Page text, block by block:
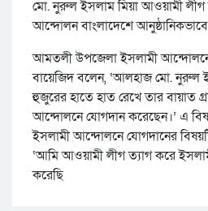
মো. নুরুল ইসলাম মিয়া আওয়ামী লীগ
আন্দোলন বাংলাদেশে
আমতলী উপজেলা ইসলামী
বায়েজিদ বলেন, ‘আলহাজ মো. নুরুল
হুজুরের হাতে হাত রেখে তার বায়াত
আন্দোলনে যোগদান করেছেন।’ এ
ইসলামী আন্দোলনে যোগদানের
‘আমি আওয়ামী লীগ ত্যাগ করে
করেছি